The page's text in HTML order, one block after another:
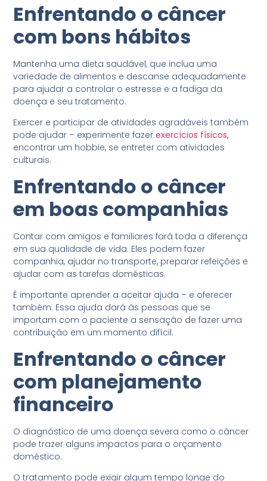
Enfrentando o câncer
com bons hábitos
Mantenha uma dieta saudável, que inclua uma
variedade de alimentos e descanse adequadamente
para ajudar a controlar o estresse e a fadiga da
doença e seu tratamento.
Exercer e participar de atividades agradáveis ​​também
pode ajudar – experimente fazerexercícios físicos,
encontrar um hobbie, se entreter com atividades
culturais.
Enfrentando o câncer
em boas companhias
Contar com amigos e familiares fará toda a diferença
em sua qualidade de vida. Eles podem fazer
companhia, ajudar no transporte, preparar refeições e
ajudar com as tarefas domésticas.
É importante aprender a aceitar ajuda – e oferecer
também. Essa ajuda dará às pessoas que se
importam com o paciente a sensação de fazer uma
contribuição em um momento difícil.
Enfrentando o câncer
com planejamento
financeiro
O diagnóstico de uma doença severa como o câncer
pode trazer alguns impactos para o orçamento
doméstico.
O tratamento pode exigir algum tempo longe do